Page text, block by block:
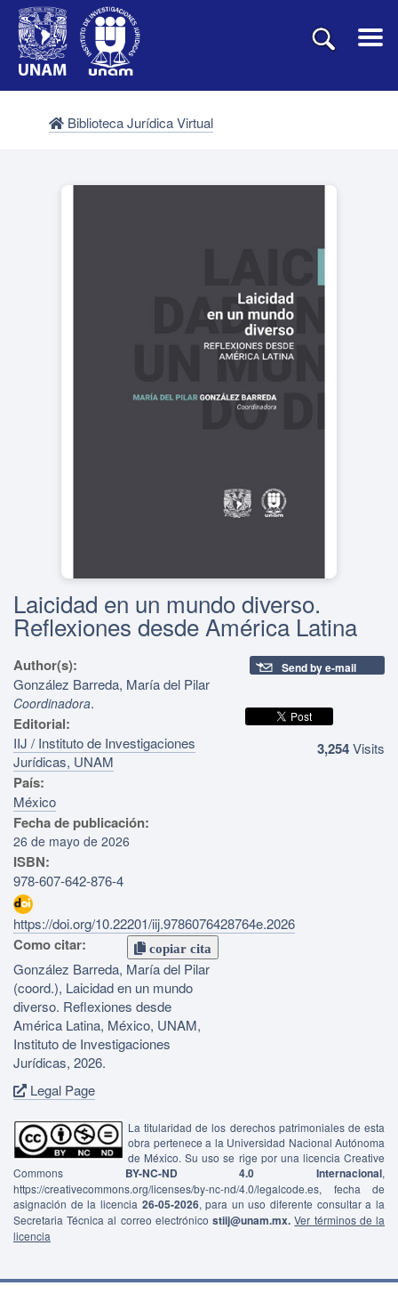
Biblioteca Jurídica Virtual
Laicidad en un mundo diverso.
Reflexiones desde América Latina
Author(s):
González Barreda, María del Pilar
Coordinadora.
Editorial:
IIJ / Instituto de Investigaciones
Jurídicas, UNAM
País:
México
Fecha de publicación:
26 de mayo de 2026
ISBN:
978-607-642-876-4
https://doi.org/10.22201/iij.9786076428764e.2026
Como citar: copiar cita
González Barreda, María del Pilar
(coord.), Laicidad en un mundo
diverso. Reflexiones desde
América Latina, México, UNAM,
Instituto de Investigaciones
Jurídicas, 2026.
Legal Page
Send by e-mail
3,254Visits
La titularidad de los derechos patrimoniales de esta
obra pertenece a la Universidad Nacional Autónoma
de México. Su uso se rige por una licencia Creative
Commons BY-NC-ND 4.0 Internacional,
https://creativecommons.org/licenses/by-nc-nd/4.0/legalcode.es, fecha de
asignación de la licencia 26-05-2026, para un uso diferente consultar a la
Secretaria Técnica al correo electrónicostiij@unam.mx. Ver términos de la
licencia